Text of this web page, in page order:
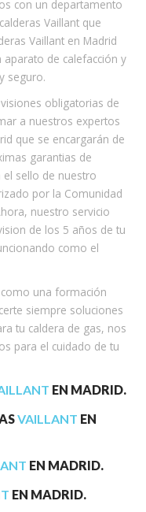
con un departamento
Vaillant que
Vaillant en Madrid
de calefacción y
seguro.
obligatorias de
a nuestros expertos
que se encargarán de
garantias de
el sello de nuestro
por la Comunidad
nuestro servicio
de los 5 años de tu
como el
una formación
siempre soluciones
tu caldera de gas, nos
para el cuidado de tu
EN MADRID.
VAILLANT EN
EN MADRID.
EN MADRID.